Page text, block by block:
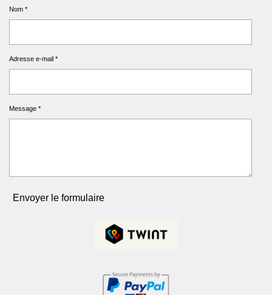
Nom *
Adresse e-mail *
Message *
Envoyer le formulaire